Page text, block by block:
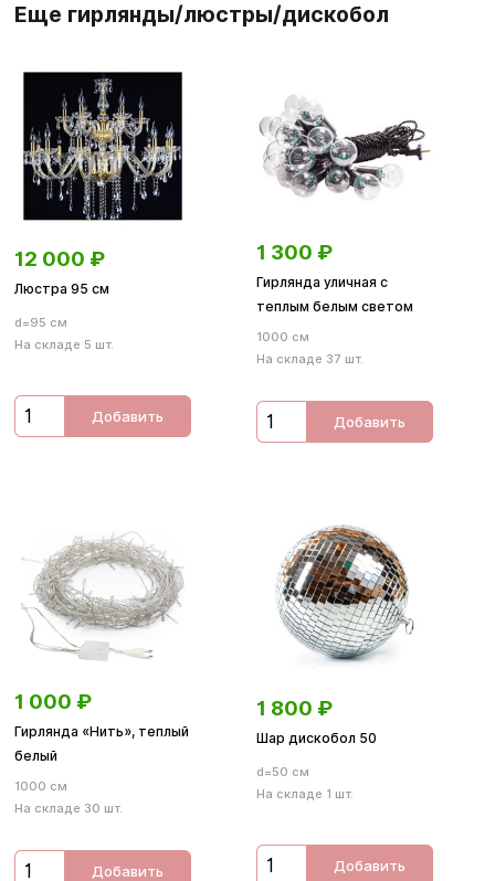
Еще гирлянды/люстры/дискобол
12 000 ₽
Люстра 95 см
d=95 см
На складе 5 шт.
Добавить
1 300 ₽
Гирлянда уличная с
теплым белым светом
1000 см
На складе 37 шт.
Добавить
1 000 ₽
Гирлянда «Нить», теплый
белый
1000 см
На складе 30 шт.
Добавить
1 800 ₽
Шар дискобол 50
d=50 см
На складе 1 шт.
Добавить